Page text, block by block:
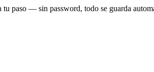
tu paso — sin password, todo se guarda